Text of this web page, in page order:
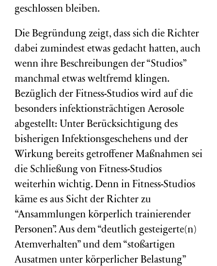
geschlossen bleiben.
Die Begründung zeigt, dass sich die Richter
dabei zumindest etwas gedacht hatten, auch
wenn ihre Beschreibungen der “Studios”
manchmal etwas weltfremd klingen.
Bezüglich der Fitness-Studios wird auf die
besonders infektionsträchtigen Aerosole
abgestellt: Unter Berücksichtigung des
bisherigen Infektionsgeschehens und der
Wirkung bereits getroffener Maßnahmen sei
die Schließung von Fitness-Studios
weiterhin wichtig. Denn in Fitness-Studios
käme es aus Sicht der Richter zu
“Ansammlungen körperlich trainierender
Personen”. Aus dem “deutlich gesteigerte(n)
Atemverhalten” und dem “stoßartigen
Ausatmen unter körperlicher Belastung”